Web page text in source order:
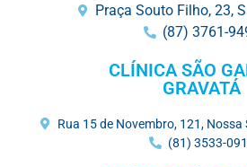
Praça Souto Filho, 23,
(87) 3761-
CLÍNICA SÃO
GRAVATÁ
Rua 15 de Novembro, 121,
(81) 3533-